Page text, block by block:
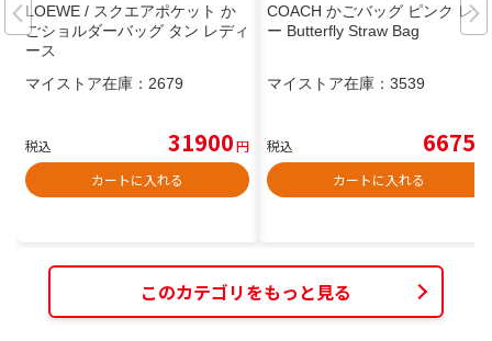
LOEWE / スクエアポケット か
ごショルダーバッグ タン レディ
ース
マイストア在庫： 2679
税込 31900円
カートに入れる
COACH かごバッグ ピンク レザ
ー Butterfly Straw Bag
マイストア在庫： 3539
税込 6675
カートに入れる
このカテゴリをもっと見る